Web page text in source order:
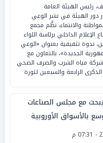
رئيس الهيئة العامة
دور الهيئة في نشر الوعي
والانتماء، نظَّم مجمع
الإعلام الداخلي برئاسة اللواء
ندوة تثقيفية بعنوان «الوعي
الجديدة»، بالتعاون مع
مياه الشرب والصرف الصحي
الرابعة والسبعين لثورة
مع مجلس الصناعات
بالأسواق الأوروبية